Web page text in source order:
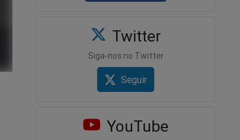
Twitter
Siga-nos no Twitter
Seguir
YouTube